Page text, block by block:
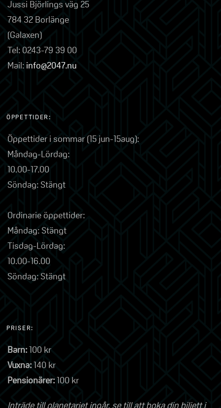
Jussi Björlings väg 25
784 32 Borlänge
(Galaxen)
Tel: 0243-79 39 00
Mail: info@2047.nu
ÖPPETTIDER:
Öppettider i sommar (15 jun-15aug):
Måndag-Lördag:
10.00-17.00
Söndag: Stängt
Ordinarie öppettider:
Måndag: Stängt
Tisdag-Lördag:
10.00-16.00
Söndag: Stängt
PRISER:
Barn:100 kr
Vuxna:140 kr
Pensionärer:100 kr
Inträde till planetariet ingår, se till att boka din biljett i